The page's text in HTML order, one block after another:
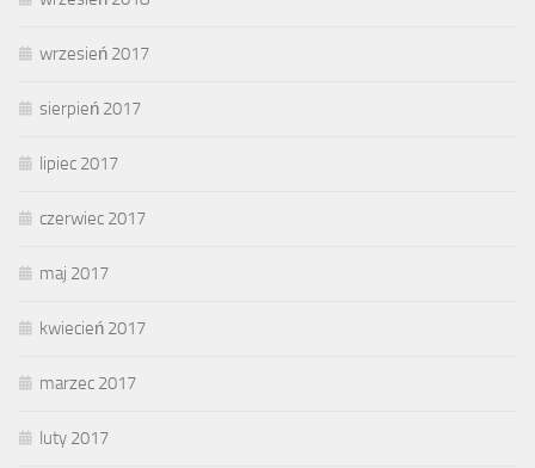
wrzesień 2017
sierpień 2017
lipiec 2017
czerwiec 2017
maj 2017
kwiecień 2017
marzec 2017
luty 2017